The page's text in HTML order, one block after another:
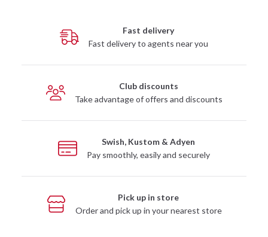
Fast delivery
Fast delivery to agents near you
Club discounts
Take advantage of offers and discounts
Swish, Kustom & Adyen
Pay smoothly, easily and securely
Pick up in store
Order and pick up in your nearest store